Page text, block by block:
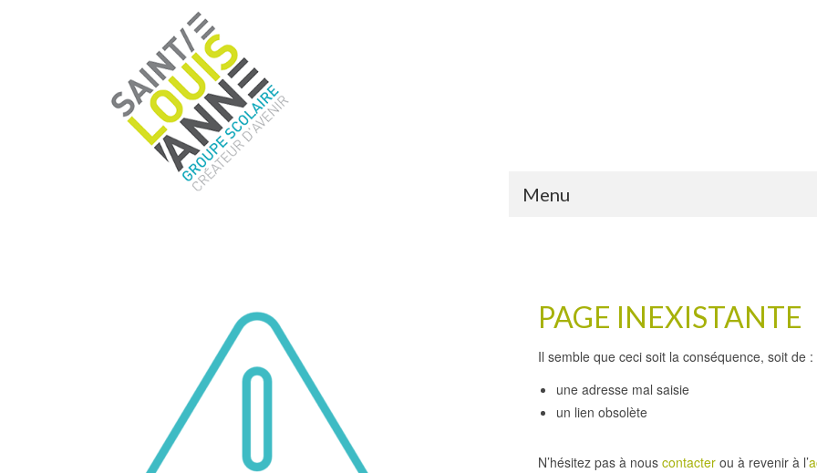
Menu
PAGE INEXISTANTE
Il semble que ceci soit la conséquence, soit de :
une adresse mal saisie
un lien obsolète
N’hésitez pas à nous contacterou à revenir à l’